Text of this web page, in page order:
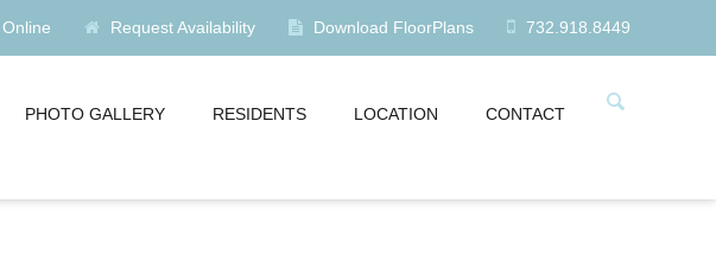
Request Availability Download FloorPlans 732.918.8449
PHOTO GALLERY RESIDENTS LOCATION CONTACT